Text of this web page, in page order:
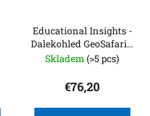
Educational Insights -
Dalekohled GeoSafari®
Vega 360™
Skladem (>5 pcs)
€76,20